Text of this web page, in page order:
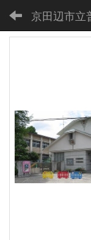
京田辺市立